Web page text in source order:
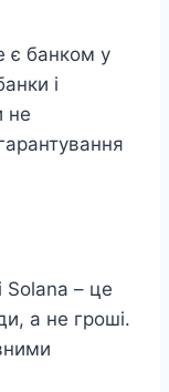
є банком у
і
не
Solana – це
а не гроші.